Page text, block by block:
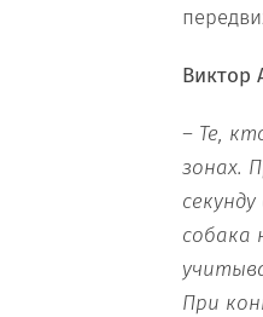
Виктор
– Те,
зонах.
собака
При